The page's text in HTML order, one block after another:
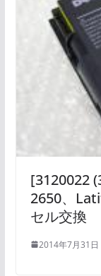
[3120022
2650、
セル交換
2014年7月31日